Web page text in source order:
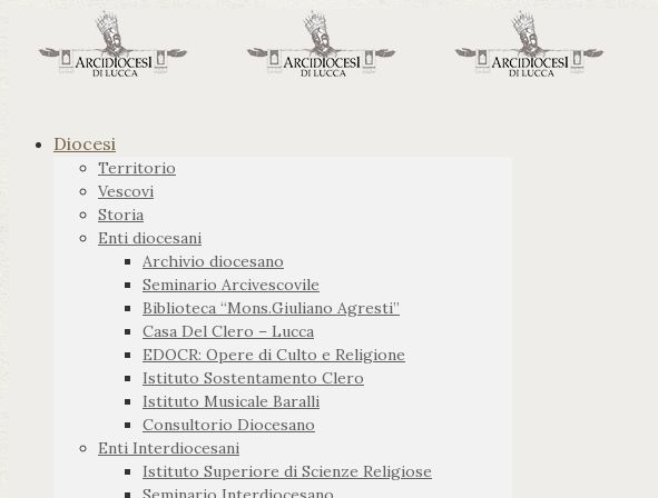
Diocesi
Territorio
Vescovi
Storia
Enti diocesani
Archivio diocesano
Seminario Arcivescovile
Biblioteca “Mons.Giuliano Agresti”
Casa Del Clero – Lucca
EDOCR: Opere di Culto e Religione
Istituto Sostentamento Clero
Istituto Musicale Baralli
Consultorio Diocesano
Enti Interdiocesani
Istituto Superiore di Scienze Religiose